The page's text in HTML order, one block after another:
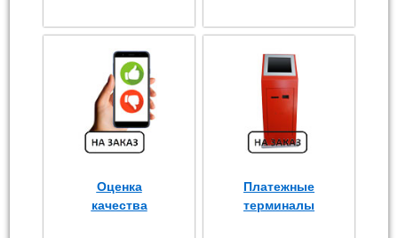
Оценка
качества
Платежные
терминалы